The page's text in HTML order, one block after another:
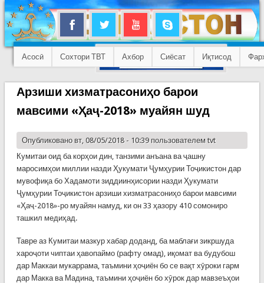
Асосӣ Сохтори ТВТ Ахбор Сиёсат Иқтисод
Арзиши хизматрасониҳо барои
мавсими «Ҳаҷ-2018» муайян шуд
Опубликовано вт, 08/05/2018 - 10:39 пользователем tvt
Кумитаи оид ба корҳои дин, танзими анъана ва ҷашну
маросимҳои миллии назди Ҳукумати Ҷумҳурии Тоҷикистон дар
мувофиқа бо Хадамоти зиддиинҳисории назди Ҳукумати
Ҷумҳурии Тоҷикистон арзиши хизматрасониҳо барои мавсими
«Ҳаҷ-2018»-ро муайян намуд, ки он 33 ҳазору 410 сомониро
ташкил медиҳад.
Тавре аз Кумитаи мазкур хабар доданд, ба маблағи зикршуда
хароҷоти чиптаи ҳавопаймо (рафту омад), иқомат ва будубош
дар Маккаи мукаррама, таъмини ҳоҷиён бо се вақт хӯроки гарм
дар Макка ва Мадина, таъмини ҳоҷиён бо хӯрок дар мавзеъҳои